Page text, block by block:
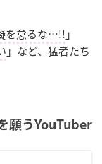
を怠るな…!! 」
」など、猛者たち
願うYouTuber